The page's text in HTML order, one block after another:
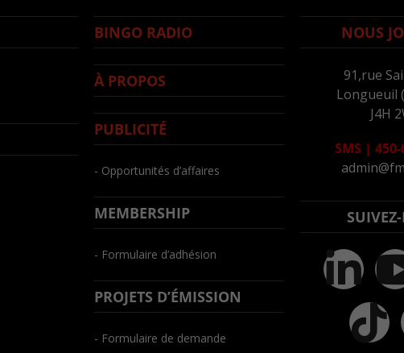
BINGO RADIO
À PROPOS
PUBLICITÉ
- Opportunités d’affaires
MEMBERSHIP
- Formulaire d’adhésion
PROJETS D’ÉMISSION
- Formulaire de demande
NOUS
91,rue
Longueuil
J4H
SMS |